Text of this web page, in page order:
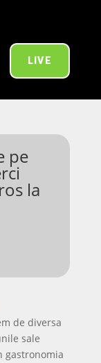
LIVE
pe
la
de diversa
sale
gastronomia